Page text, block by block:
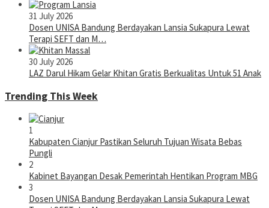
31 July 2026
Dosen UNISA Bandung Berdayakan Lansia Sukapura Lewat
Terapi SEFT dan M…
30 July 2026
LAZ Darul Hikam Gelar Khitan Gratis Berkualitas Untuk 51 Anak
Trending This Week
1
Kabupaten Cianjur Pastikan Seluruh Tujuan Wisata Bebas
Pungli
2
Kabinet Bayangan Desak Pemerintah Hentikan Program MBG
3
Dosen UNISA Bandung Berdayakan Lansia Sukapura Lewat